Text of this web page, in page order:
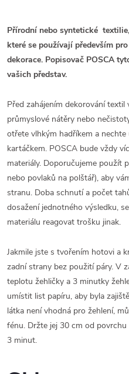
Přírodní nebo syntetické
které se používají především
dekorace. Popisovač POSCA
vašich představ.
Před zahájením dekorování
průmyslové nátěry nebo
otřete vlhkým hadříkem a
kartáčkem. POSCA bude vždy
materiály. Doporučujeme použít
nebo povlaků na polštář), aby
stranu. Doba schnutí a počet
dosažení jednotného výsledku,
materiálu reagovat trošku jinak.
Jakmile jste s tvořením hotovi a
zadní strany bez použití páry. V
teplotu žehličky a 3 minutky
umístit list papíru, aby byla
látka není vhodná pro žehlení,
fénu. Držte jej 30 cm od
3 minut.